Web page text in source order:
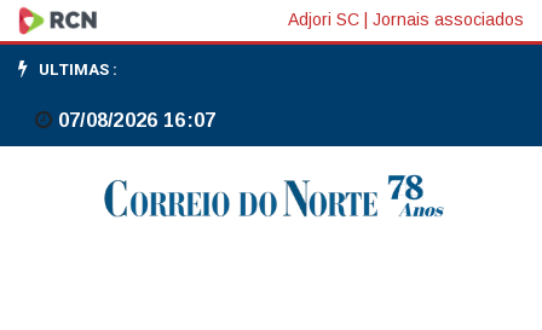
Diretor
do
Fed
reduz
estimativas
Adjori SC Jornais associados
ULTIMAS :
07/08/2026 16:07